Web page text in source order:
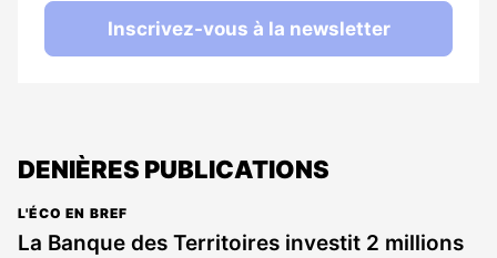
Inscrivez-vous à la newsletter
DENIÈRES PUBLICATIONS
L'ÉCO EN BREF
La Banque des Territoires investit 2 millions